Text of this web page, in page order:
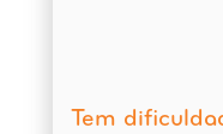
Tem